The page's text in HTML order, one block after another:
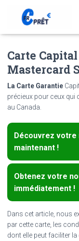
Carte
Mastercard
La Carte Garantie
précieux pour ceux qui
au Canada.
Découvrez
maintenant !
Obtenez votre
immédiatement !
Dans cet article, nous
par cette carte, les
dont elle peut faciliter